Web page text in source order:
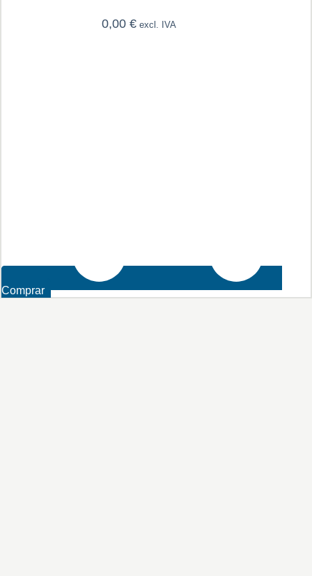
0,00 €excl. IVA
Comprar